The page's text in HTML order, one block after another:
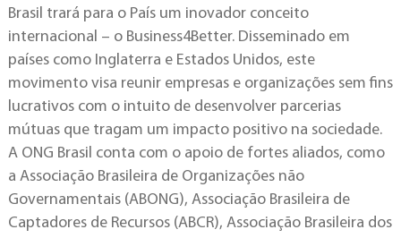
Brasil trará para o País um inovador conceito
internacional – o Business4Better. Disseminado em
países como Inglaterra e Estados Unidos, este
movimento visa reunir empresas e organizações sem fins
lucrativos com o intuito de desenvolver parcerias
mútuas que tragam um impacto positivo na sociedade.
A ONG Brasil conta com o apoio de fortes aliados, como
a Associação Brasileira de Organizações não
Governamentais (ABONG), Associação Brasileira de
Captadores de Recursos (ABCR), Associação Brasileira dos